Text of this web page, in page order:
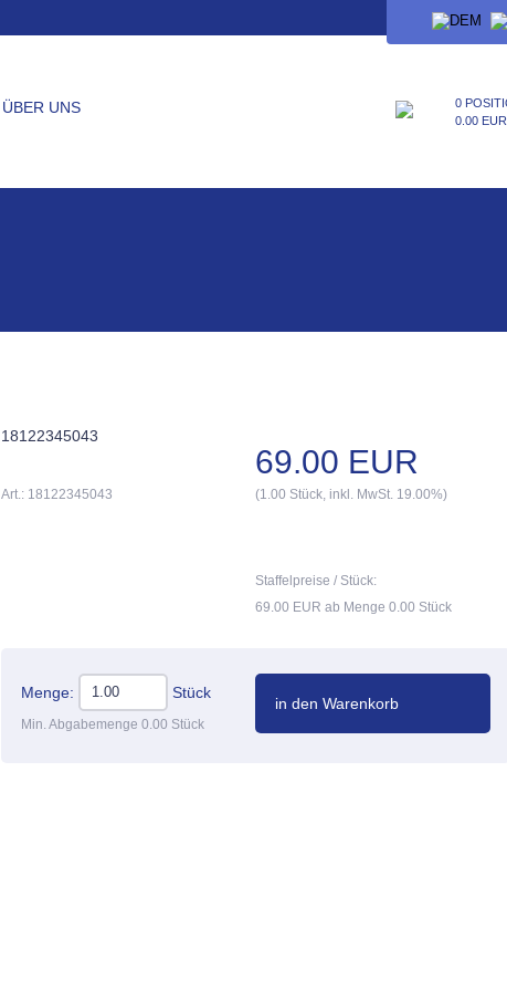
ÜBER UNS
0
0.00 EUR
18122345043
69.00 EUR
Art.: 18122345043 (1.00 Stück, inkl. MwSt. 19.00%)
Staffelpreise / Stück:
69.00 EUR ab Menge 0.00 Stück
Menge: Stück
Min. Abgabemenge 0.00 Stück
in den Warenkorb